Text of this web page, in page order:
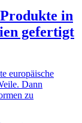
in
gefertigt
europäische
Dann
zu